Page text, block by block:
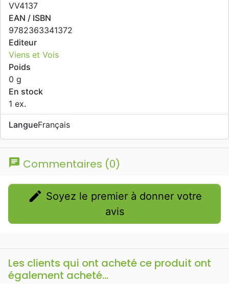
VV4137
EAN / ISBN
9782363341372
Editeur
Viens et Vois
Poids
0 g
En stock
1 ex.
LangueFrançais
chat Commentaires (0)
edit
avis
Les clients qui ont acheté ce produit ont
également acheté...